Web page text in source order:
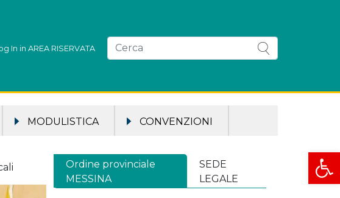
Apri
In in AREA RISERVATA
MODULISTICA CONVENZIONI
Ordine provinciale
MESSINA
SEDE
LEGALE